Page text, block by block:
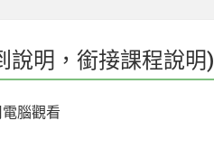
說明，銜接課程說明)
腦觀看